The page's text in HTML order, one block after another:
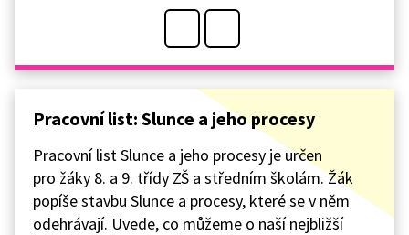
Pracovní list: Slunce a jeho procesy
Pracovní list Slunce a jeho procesy je určen
pro žáky 8. a 9. třídy ZŠ a středním školám. Žák
popíše stavbu Slunce a procesy, které se v něm
odehrávají. Uvede, co můžeme o naší nejbližší